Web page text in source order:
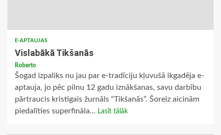
E-APTAUJAS
Vislabākā Tikšanās
Roberto
Šogad izpaliks nu jau par e-tradīciju kļuvušā ikgadēja e-
aptauja, jo pēc pilnu 12 gadu iznākšanas, savu darbību
pārtraucis kristīgais žurnāls “Tikšanās”. Šoreiz aicinām
piedalīties superfināla... Lasīt tālāk